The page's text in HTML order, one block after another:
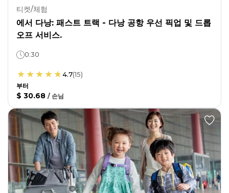
티켓/체험
에서 다낭: 패스트 트랙 - 다낭 공항 우선 픽업 및 드롭
오프 서비스.
0:30
4.7(15)
부터
$ 30.68 / 손님